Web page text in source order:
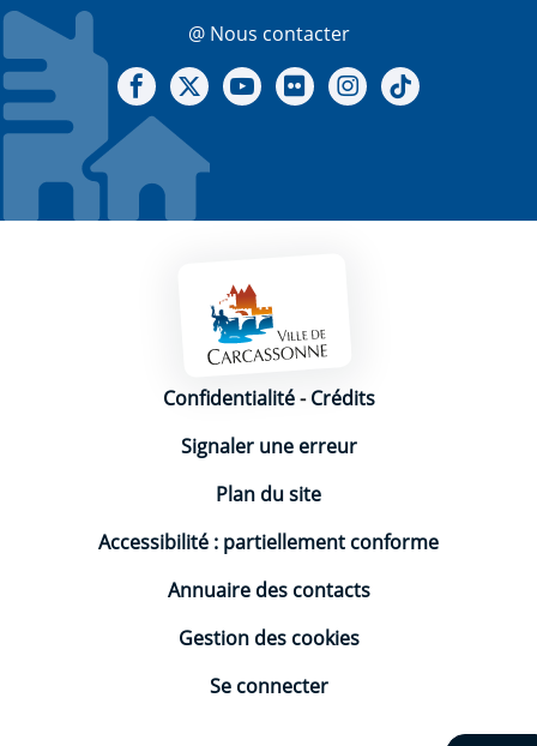
@ Nous contacter
Notre Facebook
Notre X - (twitter)
Notre chaine Youtube
Notre Gallerie sur Flickr
Notre Instagram
Mentions légales
Confidentialité-Crédits
Signaler une erreur
Plan du site
Accessibilité : partiellement conforme
Annuaire des contacts
Gestion des cookies
Se connecter